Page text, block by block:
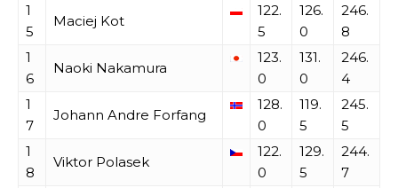
1
5
Maciej Kot
122.
5
126.
0
246.
8
1
6
Naoki Nakamura
123.
0
131.
0
246.
4
1
7
Johann Andre Forfang
128.
0
119.
5
245.
5
1
8
Viktor Polasek
122.
0
129.
5
244.
7